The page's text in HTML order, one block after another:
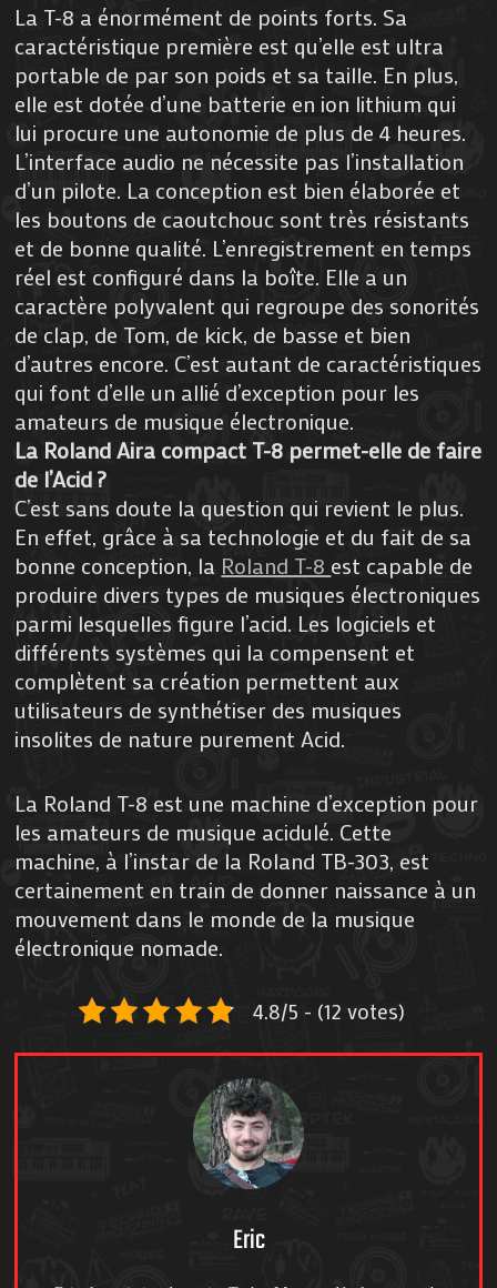
La T-8 a énormément de points forts. Sa
caractéristique première est qu’elle est ultra
portable de par son poids et sa taille. En plus,
elle est dotée d’une batterie en ion lithium qui
lui procure une autonomie de plus de 4 heures.
L’interface audio ne nécessite pas l’installation
d’un pilote. La conception est bien élaborée et
les boutons de caoutchouc sont très résistants
et de bonne qualité. L’enregistrement en temps
réel est configuré dans la boîte. Elle a un
caractère polyvalent qui regroupe des sonorités
de clap, de Tom, de kick, de basse et bien
d’autres encore. C’est autant de caractéristiques
qui font d’elle un allié d’exception pour les
amateurs de musique électronique.
La Roland Aira compact T-8 permet-elle de faire
de l’Acid ?
C’est sans doute la question qui revient le plus.
En effet, grâce à sa technologie et du fait de sa
bonne conception, la Roland T-8 est capable de
produire divers types de musiques électroniques
parmi lesquelles figure l’acid. Les logiciels et
différents systèmes qui la compensent et
complètent sa création permettent aux
utilisateurs de synthétiser des musiques
insolites de nature purement Acid.
La Roland T-8 est une machine d’exception pour
les amateurs de musique acidulé. Cette
machine, à l’instar de la Roland TB-303, est
certainement en train de donner naissance à un
mouvement dans le monde de la musique
électronique nomade.
4.8/5 - (12 votes)
Eric